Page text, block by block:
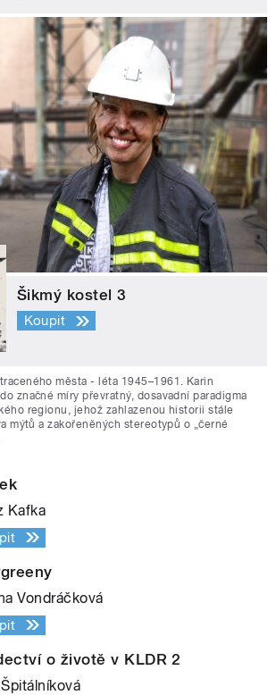
Šikmý kostel 3
Koupit
města - léta 1945–1961. Karin
značné míry převratný, dosavadní paradigma
regionu, jehož zahlazenou historii stále
mýtů a zakořeněných stereotypů o „černé
Kafka
Vondráčková
o životě v KLDR 2